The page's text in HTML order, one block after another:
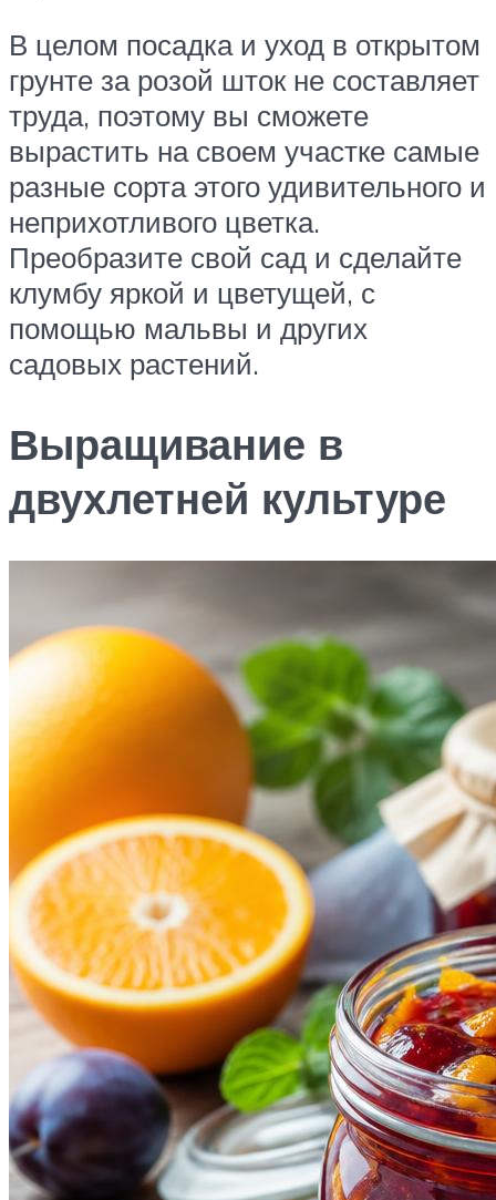
В целом посадка и уход в открытом
грунте за розой шток не составляет
труда, поэтому вы сможете
вырастить на своем участке самые
разные сорта этого удивительного и
неприхотливого цветка.
Преобразите свой сад и сделайте
клумбу яркой и цветущей, с
помощью мальвы и других
садовых растений.
Выращивание в
двухлетней культуре